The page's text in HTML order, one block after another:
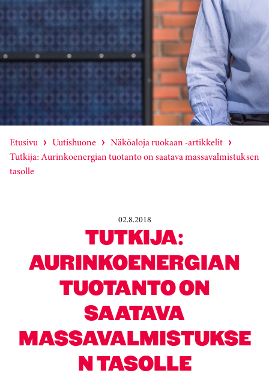
Etusivu Uutishuone
Näköaloja ruokaan -artikkelit
Tutkija: Aurinkoenergian tuotanto on saatava massavalmistuksen
tasolle
02.8.2018
TUTKIJA:
AURINKOENERGIAN
TUOTANTO ON
SAATAVA
MASSAVALMISTUKSE
N TASOLLE